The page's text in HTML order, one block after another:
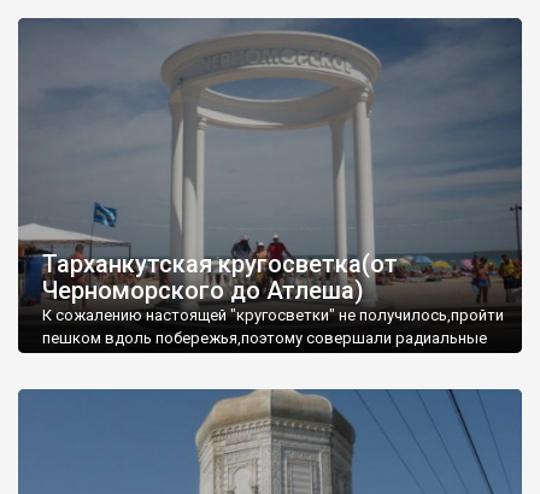
Тарханкутская кругосветка(от
Черноморского до Атлеша)
К сожалению настоящей "кругосветки" не получилось,пройти
пешком вдоль побережья,поэтому совершали радиальные